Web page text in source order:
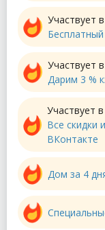
Участвует
Участвует
Дарим 3 %
Участвует
Все скидки
ВКонтакте
Дом за 4